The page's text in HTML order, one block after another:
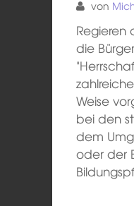
von
Regieren
die
Weise
bei den
dem
oder der